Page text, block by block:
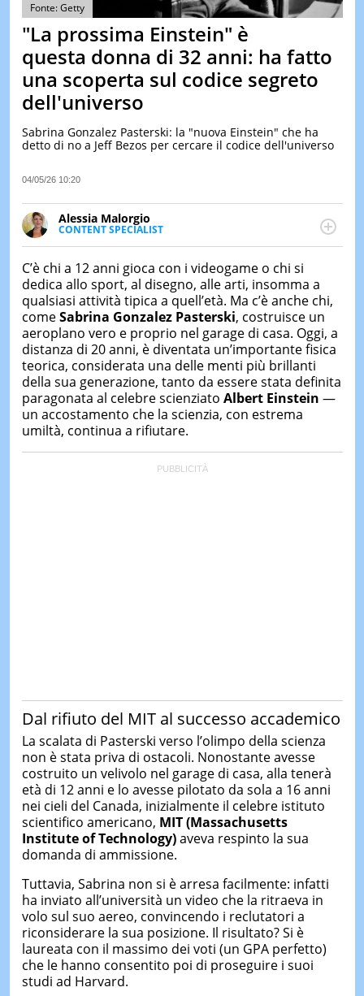
&
TEST
&
OGGI
DI
Fonte: Getty
"La prossima Einstein" è
questa donna di 32 anni: ha fatto
una scoperta sul codice segreto
dell'universo
Sabrina Gonzalez Pasterski: la "nuova Einstein" che ha
detto di no a Jeff Bezos per cercare il codice dell'universo
04/05/26 10:20
Alessia Malorgio
CONTENT SPECIALIST
Ha conseguito un Master in Marketing Management
occupa della creazione di contenuti in ottica SEO e
dello sviluppo di strategie marketing attraverso
canali digitali.
C’è chi a 12 anni gioca con i videogame o chi si
dedica allo sport, al disegno, alle arti, insomma a
qualsiasi attività tipica a quell’età. Ma c’è anche chi,
comeSabrina Gonzalez Pasterski, costruisce un
aeroplano vero e proprio nel garage di casa. Oggi, a
distanza di 20 anni, è diventata un’importante fisica
teorica, considerata una delle menti più brillanti
della sua generazione, tanto da essere stata definita
paragonata al celebre scienziato Albert Einstein —
un accostamento che la scienzia, con estrema
umiltà, continua a rifiutare.
Dal rifiuto del MIT al successo accademico
La scalata di Pasterski verso l’olimpo della scienza
non è stata priva di ostacoli. Nonostante avesse
costruito un velivolo nel garage di casa, alla tenerà
età di 12 anni e lo avesse pilotato da sola a 16 anni
nei cieli del Canada, inizialmente il celebre istituto
scientifico americano, MIT (Massachusetts
Institute of Technology)aveva respinto la sua
domanda di ammissione.
Tuttavia, Sabrina non si è arresa facilmente: infatti
ha inviato all’università un video che la ritraeva in
volo sul suo aereo, convincendo i reclutatori a
riconsiderare la sua posizione. Il risultato? Si è
laureata con il massimo dei voti (un GPA perfetto)
che le hanno consentito poi di proseguire i suoi
studi ad Harvard.